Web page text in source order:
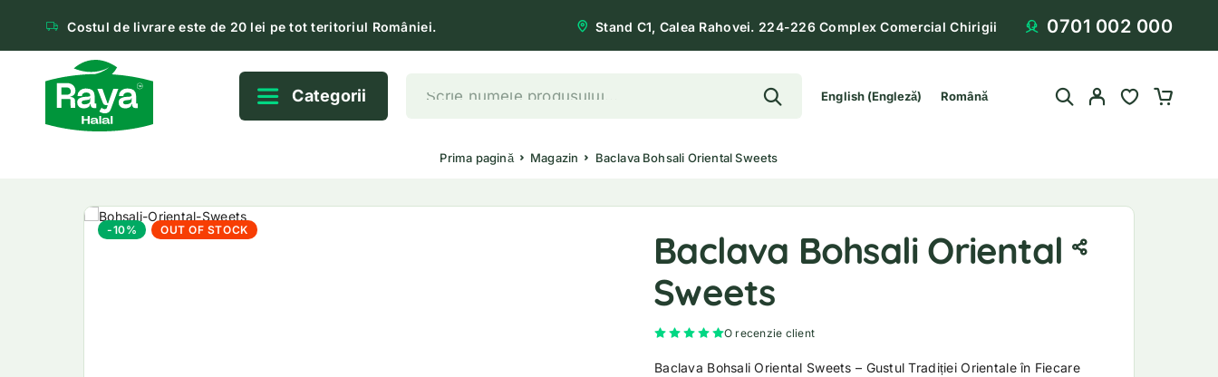
Costul de livrare este de 20 lei pe tot teritoriul României. Stand C1, Calea Rahovei. 224-226 Complex Comercial Chirigii 0701 002 000
Categorii English(Engleză) Română
Prima pagină Magazin Baclava Bohsali Oriental Sweets
-10% OUT OF STOCK
Baclava Bohsali Oriental
Sweets
Evaluat la5.00din 5 pe baza unei singure evaluări
O recenzie client
Baclava Bohsali Oriental Sweets – Gustul Tradiției Orientale în Fiecare